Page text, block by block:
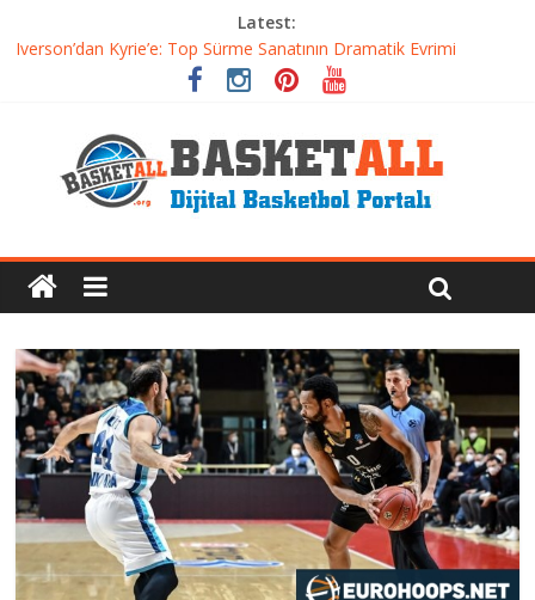
Latest:
Basketbolda Şut Antrenmanı ve Grafik Oluşturma
Iverson’dan Kyrie’e: Top Sürme Sanatının Dramatik Evrimi
Dünyanın En İyi Basketbol Takımı: Gerçek Şampiyon Kim?
Basketbolcu Beslenmesi: Performansı Artıran Bilimsel
Yaklaşımlar